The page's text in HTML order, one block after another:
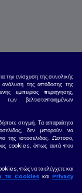
τα Cookies|Site Map
την ενίσχυση της συνολικής
ανάλυση της απόδοσης της
εμπειρίας περιήγησης,
των βελτιστοποιημένων
στιγμή. Τα απαραίτητα
δεν μπορούν να
της ιστοσελίδας. Ωστόσο,
cookies, όπως αυτά που
πώς να τα ελέγχετε και
τα Cookies καιPrivacy